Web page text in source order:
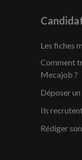
Les fiches
Comment
Mecajob ?
Déposer
Ils
Rédiger